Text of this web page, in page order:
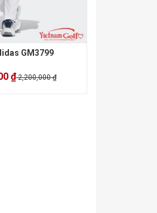
GM3799
₫2,200,000 ₫